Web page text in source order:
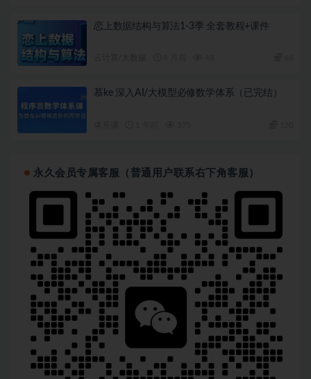
恋上数据结构与算法1-3季 全套教程+课件
慕ke 深入AI/大模型必修数学体系（已完结）
永久会员专属客服（普通用户联系右下角客服）